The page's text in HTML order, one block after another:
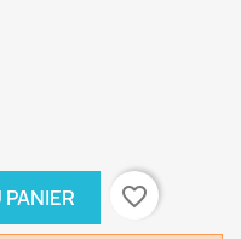
favorite_border